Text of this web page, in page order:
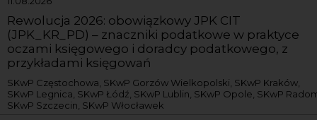
Rewolucja 2026: obowiązkowy JPK CIT
(JPK_KR_PD) – znaczniki podatkowe w praktyce
oczami księgowego i doradcy podatkowego, z
przykładami księgowań
SKwP Częstochowa, SKwP Gorzów Wielkopolski, SKwP Kraków,
SKwP Legnica, SKwP Łódź, SKwP Lublin, SKwP Opole, SKwP
SKwP Szczecin, SKwP Włocławek